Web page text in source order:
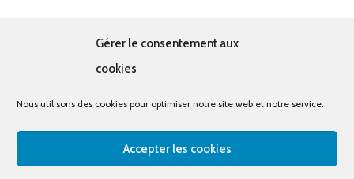
Gérer le consentement aux
cookies
Nous utilisons des cookies pour optimiser notre site web et notre service.
Accepter les cookies
© tous droits réservés - La cabine à costumes x Bout